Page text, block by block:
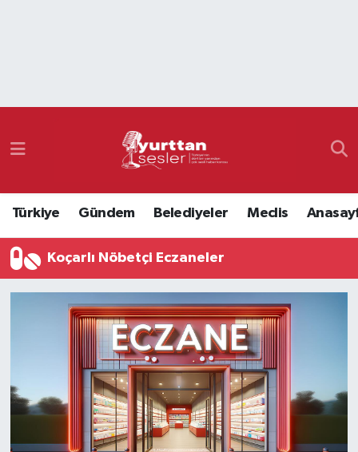
Türkiye Gündem Belediyeler Meclis
Koçarlı Nöbetçi Eczaneler
Namaz Vakitleri
Süper Lig Puan Durumu ve Fikstür
Tüm Manşetler
Son Dakika Haberleri
Haber Arşivi